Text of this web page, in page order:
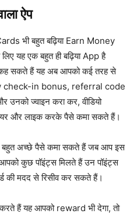
ऐप
भी बहुत बढ़िया Earn Money
यह एक बहुत ही बढ़िया App है
सकते हैं यह अब आपको कई तरह से
check-in bonus, referral code
ज्वाइन करा कर, वीडियो
और लाइक करके पैसे कमा सकते हैं।
बहुत अच्छे पैसे कमा सकते हैं जब आप इस
कुछ पॉइंट्स मिलते हैं उन पॉइंट्स
की मदद से रिसीव कर सकते हैं।
हैं यह आपको reward भी देगा, तो